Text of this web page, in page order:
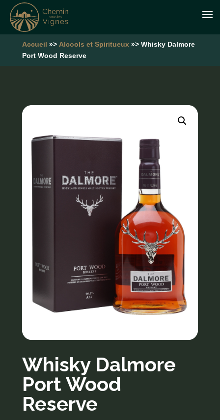
Accueil »> Alcools et Spiritueux»> Whisky Dalmore
Port Wood Reserve
Whisky Dalmore
Port Wood
Reserve